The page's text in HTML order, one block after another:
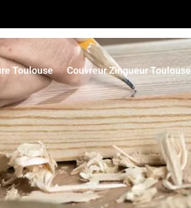
Toulouse Couvreur Zingueur Toulouse